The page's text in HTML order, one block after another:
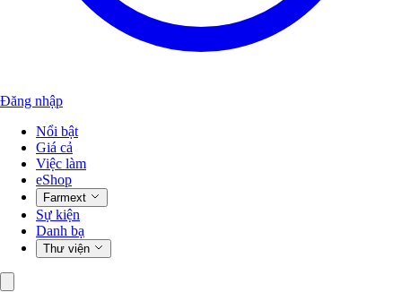
Đăng nhập
Nổi bật
Giá cả
Việc làm
eShop
Farmext
Sự kiện
Danh bạ
Thư viện